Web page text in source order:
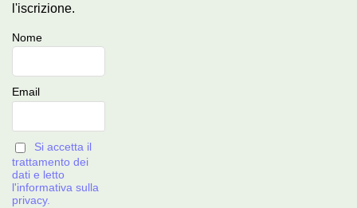
l'iscrizione.
Nome
Email
Si accetta il
trattamento dei
dati e letto
l'informativa sulla
privacy.